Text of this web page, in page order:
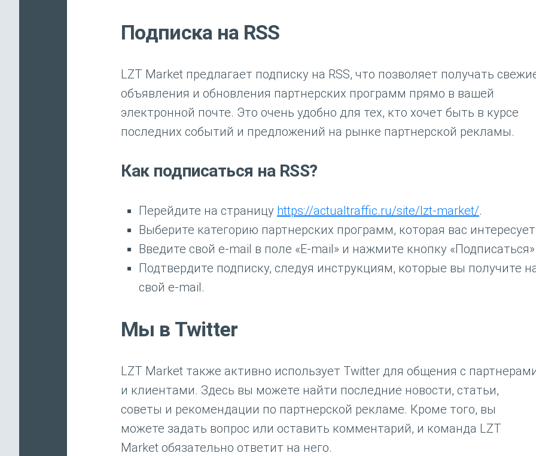
Подписка на RSS
LZT Market предлагает подписку на RSS, что позволяет получать
объявления и обновления партнерских программ прямо в вашей
электронной почте. Это очень удобно для тех, кто хочет быть в курсе
последних событий и предложений на рынке партнерской рекламы.
Как подписаться на RSS?
Перейдите на страницу https://actualtraffic.ru/site/lzt-market/.
Выберите категорию партнерских программ, которая вас
Введите свой e-mail в поле «E-mail» и нажмите кнопку
Подтвердите подписку, следуя инструкциям, которые вы получите
свой e-mail.
Мы в Twitter
LZT Market также активно использует Twitter для общения с
и клиентами. Здесь вы можете найти последние новости, статьи,
советы и рекомендации по партнерской рекламе. Кроме того, вы
можете задать вопрос или оставить комментарий, и команда LZT
Market обязательно ответит на него.